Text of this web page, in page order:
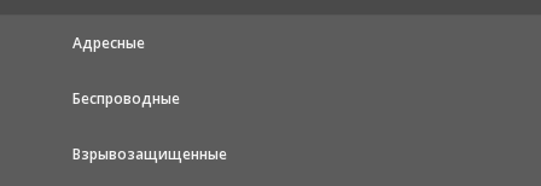
Адресные
Беспроводные
Взрывозащищенные